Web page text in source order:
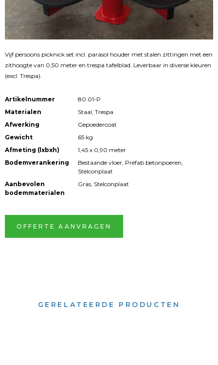
Vijf persoons picknick set incl. parasol houder met stalen zittingen met een
zithoogte van 0,50 meter en trespa tafelblad. Leverbaar in diverse kleuren
(excl. Trespa).
Artikelnummer
80.01-P
Materialen
Staal, Trespa
Afwerking
Gepoedercoat
Gewicht
65 kg
Afmeting (lxbxh)
1,45 x 0,90 meter
Bodemverankering
Bestaande vloer, Prefab betonpoeren,
Stelconplaat
Aanbevolen
bodemmaterialen
Gras, Stelconplaat
OFFERTE AANVRAGEN
GERELATEERDE PRODUCTEN